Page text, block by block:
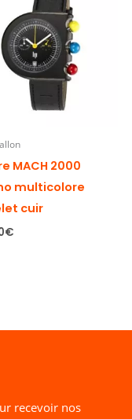
MACH 2000
multicolore
cuir
€
recevoir nos